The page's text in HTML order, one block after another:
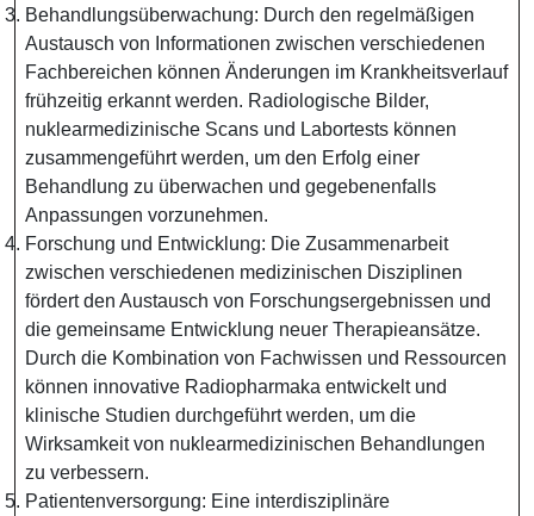
Behandlungsüberwachung: Durch den regelmäßigen
Austausch von Informationen zwischen verschiedenen
Fachbereichen können Änderungen im Krankheitsverlauf
frühzeitig erkannt werden. Radiologische Bilder,
nuklearmedizinische Scans und Labortests können
zusammengeführt werden, um den Erfolg einer
Behandlung zu überwachen und gegebenenfalls
Anpassungen vorzunehmen.
Forschung und Entwicklung: Die Zusammenarbeit
zwischen verschiedenen medizinischen Disziplinen
fördert den Austausch von Forschungsergebnissen und
die gemeinsame Entwicklung neuer Therapieansätze.
Durch die Kombination von Fachwissen und Ressourcen
können innovative Radiopharmaka entwickelt und
klinische Studien durchgeführt werden, um die
Wirksamkeit von nuklearmedizinischen Behandlungen
zu verbessern.
Patientenversorgung: Eine interdisziplinäre